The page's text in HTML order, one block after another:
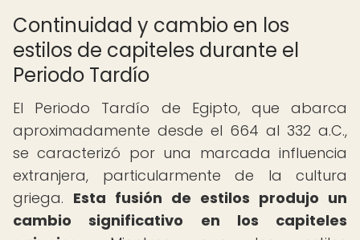
Continuidad y cambio en los
estilos de capiteles durante el
Periodo Tardío
El Periodo Tardío de Egipto, que abarca
aproximadamente desde el 664 al 332 a.C.,
se caracterizó por una marcada influencia
extranjera, particularmente de la cultura
griega. Esta fusión de estilos produjo un
cambio significativo en los capiteles